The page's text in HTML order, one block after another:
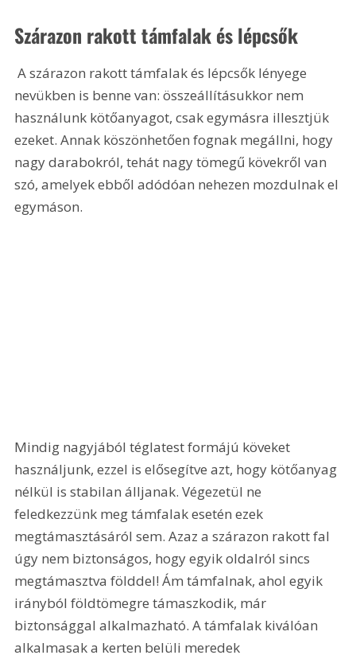
Szárazon rakott támfalak és lépcsők
A szárazon rakott támfalak és lépcsők lényege
nevükben is benne van: összeállításukkor nem
használunk kötőanyagot, csak egymásra illesztjük
ezeket. Annak köszönhetően fognak megállni, hogy
nagy darabokról, tehát nagy tömegű kövekről van
szó, amelyek ebből adódóan nehezen mozdulnak el
egymáson.
Mindig nagyjából téglatest formájú köveket
használjunk, ezzel is elősegítve azt, hogy kötőanyag
nélkül is stabilan álljanak. Végezetül ne
feledkezzünk meg támfalak esetén ezek
megtámasztásáról sem. Azaz a szárazon rakott fal
úgy nem biztonságos, hogy egyik oldalról sincs
megtámasztva földdel! Ám támfalnak, ahol egyik
irányból földtömegre támaszkodik, már
biztonsággal alkalmazható. A támfalak kiválóan
alkalmasak a kerten belüli meredek